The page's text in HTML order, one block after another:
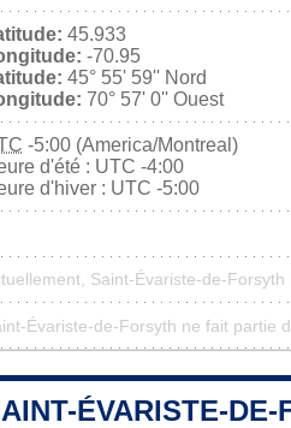
45.933
-70.95
45° 55' 59'' Nord
70° 57' 0'' Ouest
-5:00 (America/Montreal)
d'été : UTC -4:00
d'hiver : UTC -5:00
Saint-Évariste-de-
Évariste-de-Forsyth ne fait partie
ÉVARISTE-DE-